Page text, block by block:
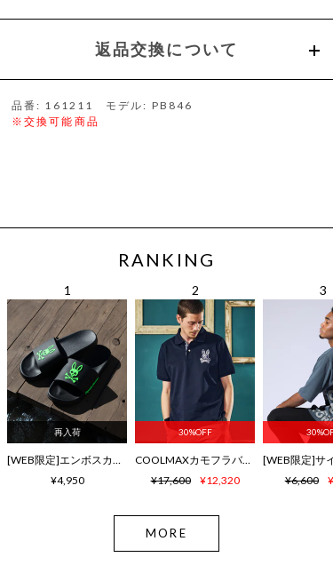
返品交換について
品番: 161211 モデル: PB846
※交換可能商品
RANKING
再入荷
[WEB限定]エンボスカラーロゴ シャワーサンダル
¥4,950
30%OFF
COOLMAXカモフラバニー鹿の子ポロシャツ
¥17,600
¥12,320 ¥6,600
MORE